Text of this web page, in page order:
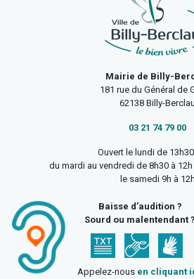
Mairie de Billy-
181 rue du Général de
62138 Billy-Berclau
03 21 74 79 00
Ouvert le lundi de
du mardi au vendredi de 8h30 à
le samedi 9h à 12h
Baisse d’audition ?
Sourd ou malentendant ?
Appelez-nous en cliquant